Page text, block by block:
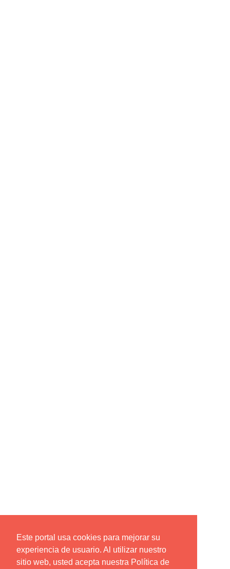
Este portal usa cookies para mejorar su
experiencia de usuario. Al utilizar nuestro
sitio web, usted acepta nuestra Política de